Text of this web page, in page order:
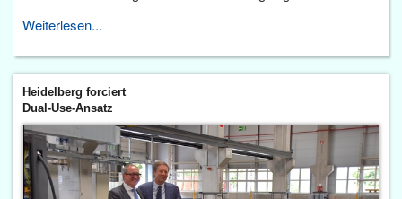
Weiterlesen...
Heidelberg forciert
Dual-Use-Ansatz